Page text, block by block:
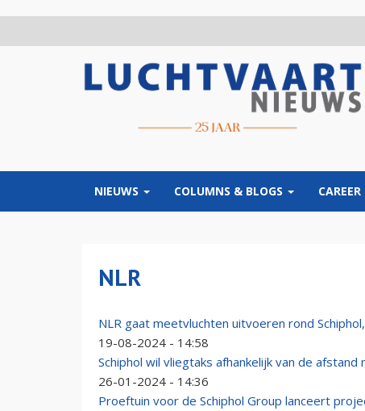
NIEUWS COLUMNS & BLOGS CAREER
NLR
NLR gaat meetvluchten uitvoeren rond
19-08-2024 - 14:58
Schiphol wil vliegtaks afhankelijk van de afstand
26-01-2024 - 14:36
Proeftuin voor de Schiphol Group lanceert